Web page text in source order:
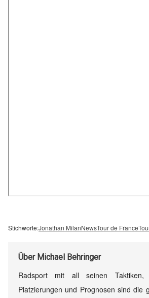
Stichworte:Jonathan MilanNewsTour de France
Über Michael Behringer
Radsport mit all seinen Taktiken,
Platzierungen und Prognosen sind die